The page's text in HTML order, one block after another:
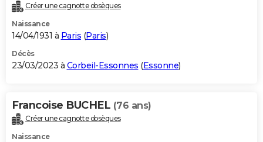
Créer une cagnotte obsèques
Naissance
14/04/1931 à Paris (Paris)
Décès
23/03/2023 à Corbeil-Essonnes (Essonne)
Francoise BUCHEL (76 ans)
Créer une cagnotte obsèques
Naissance